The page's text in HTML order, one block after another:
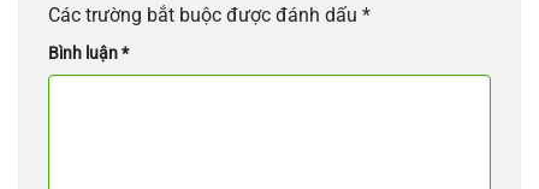
Các trường bắt buộc được đánh dấu *
Bình luận*